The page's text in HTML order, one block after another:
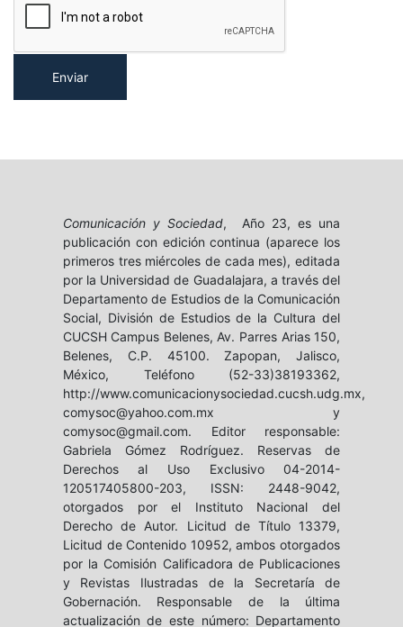
inicial de la formación en
María del Carmen Cabezas
Borgen y House of Cards:
representaciones de la
política en dos mujeres
Rosario Sánchez Vilela
El archivo digital de
Humanizando la
deportación: narrativas
participativas como
espacio tecnopolítico
Salvador Leetoy, Maricruz Castro
Ricalde
Las tecnoferencias en
relaciones de pareja y el
género: hallazgos
cualitativos
Tania Rodríguez Salazar
Bienestar animal en
Instagram: tendencias y
Enviar
Comunicación y Sociedad, Año 23, es una
publicación con edición continua (aparece los
primeros tres miércoles de cada mes), editada
por la Universidad de Guadalajara, a través del
Departamento de Estudios de la Comunicación
Social, División de Estudios de la Cultura del
CUCSH Campus Belenes, Av. Parres Arias 150,
Belenes, C.P. 45100. Zapopan, Jalisco,
México, Teléfono (52-33)38193362,
http://www.comunicacionysociedad.cucsh.udg.mx,
comysoc@yahoo.com.mx y
comysoc@gmail.com. Editor responsable:
Gabriela Gómez Rodríguez. Reservas de
Derechos al Uso Exclusivo 04-2014-
120517405800-203, ISSN: 2448-9042,
otorgados por el Instituto Nacional del
Derecho de Autor. Licitud de Título 13379,
Licitud de Contenido 10952, ambos otorgados
por la Comisión Calificadora de Publicaciones
y Revistas Ilustradas de la Secretaría de
Gobernación. Responsable de la última
actualización de este número: Departamento